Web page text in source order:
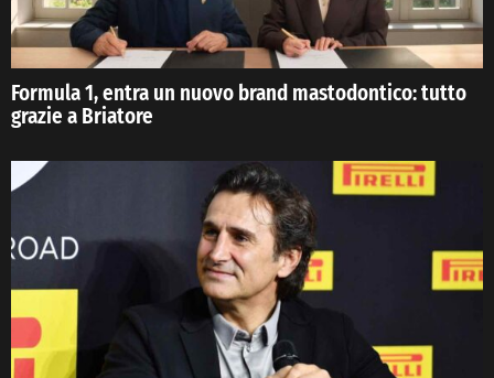
Formula 1, entra un nuovo brand mastodontico: tutto
grazie a Briatore